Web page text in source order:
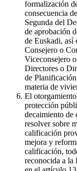
formalización
consecuencia
Segunda del
de aprobación
de Euskadi, así
Consejero o
Viceconsejero
Directores o
de
materia de
El
protección
decaimiento de
resolver sobre
calificación
mejora y
calificación,
reconocida a